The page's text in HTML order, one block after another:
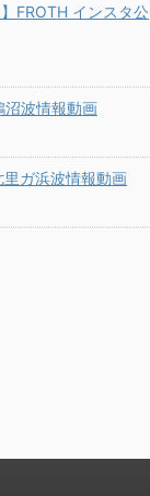
FROTH インスタ公
波情報動画
ガ浜波情報動画